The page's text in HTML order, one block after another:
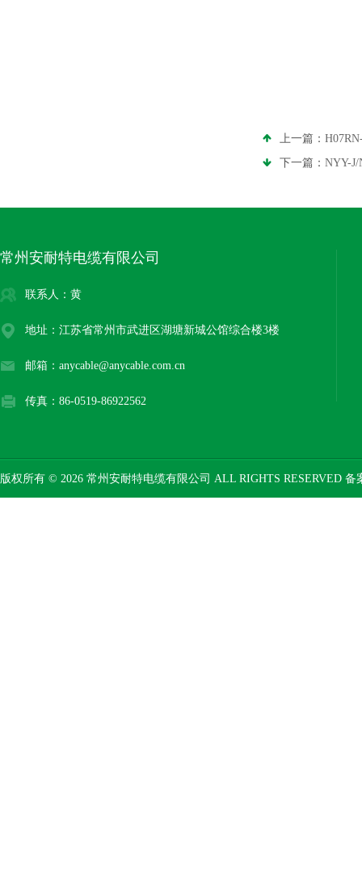
上一篇：
下一篇： NYY-
常州安耐特电缆有限公司
联系人：黄
地址：江苏省常州市武进区湖塘新城公馆综合楼3楼
邮箱：anycable@anycable.com.cn
传真：86-0519-86922562
版权所有 © 2026 常州安耐特电缆有限公司 ALL RIGHTS RESERVED 备